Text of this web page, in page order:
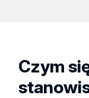
Czym